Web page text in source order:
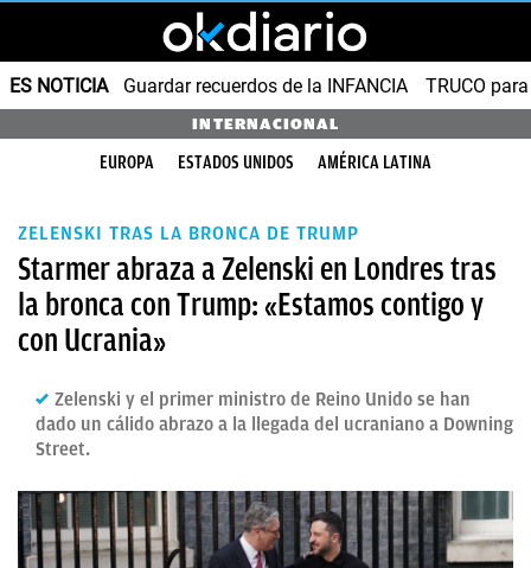
ES NOTICIA Guardar recuerdos de la INFANCIA TRUCO
INTERNACIONAL
EUROPA ESTADOS UNIDOS AMÉRICA LATINA
ZELENSKI TRAS LA BRONCA DE TRUMP
Starmer abraza a Zelenski en Londres tras
la bronca con Trump: «Estamos contigo y
con Ucrania»
Zelenski y el primer ministro de Reino Unido se han
dado un cálido abrazo a la llegada del ucraniano a Downing
Street.